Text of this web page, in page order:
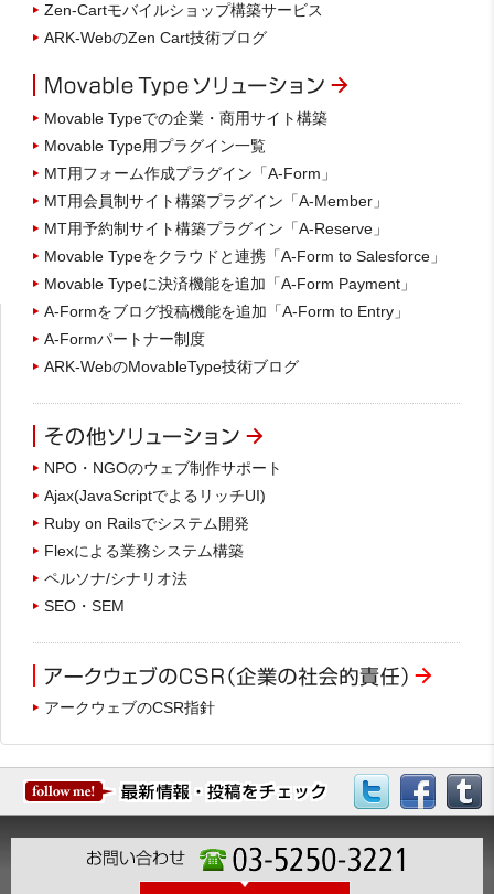
Zen-Cartモバイルショップ構築サービス
ARK-WebのZen Cart技術ブログ
Movable Typeでの企業・商用サイト構築
Movable Type用プラグイン一覧
MT用フォーム作成プラグイン「A-Form」
MT用会員制サイト構築プラグイン「A-Member」
MT用予約制サイト構築プラグイン「A-Reserve」
Movable Typeをクラウドと連携「A-Form to Salesforce」
Movable Typeに決済機能を追加「A-Form Payment」
A-Formをブログ投稿機能を追加「A-Form to Entry」
A-Formパートナー制度
ARK-WebのMovableType技術ブログ
NPO・NGOのウェブ制作サポート
Ajax(JavaScriptでよるリッチUI)
Ruby on Railsでシステム開発
Flexによる業務システム構築
ペルソナ/シナリオ法
SEO・SEM
アークウェブのCSR指針